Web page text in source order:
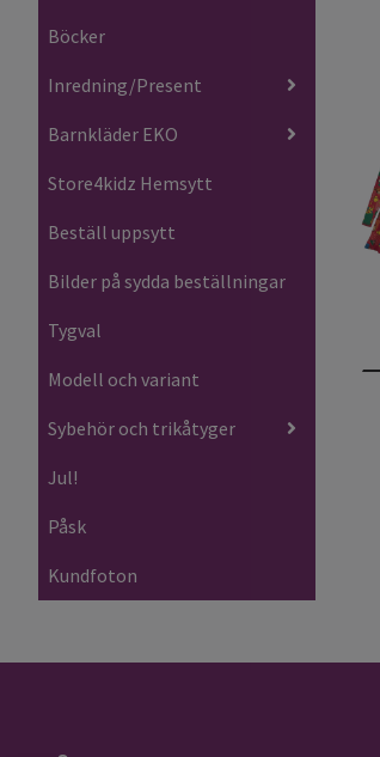
Böcker
Inredning/Present
Barnkläder EKO
Store4kidz Hemsytt
Beställ uppsytt
Bilder på sydda beställningar
Tygval
Modell och variant
Sybehör och trikåtyger
Jul!
Påsk
Kundfoton